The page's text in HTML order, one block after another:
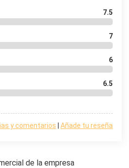
7.5
7
6
6.5
Añade tu reseña
y comentarios
de la empresa